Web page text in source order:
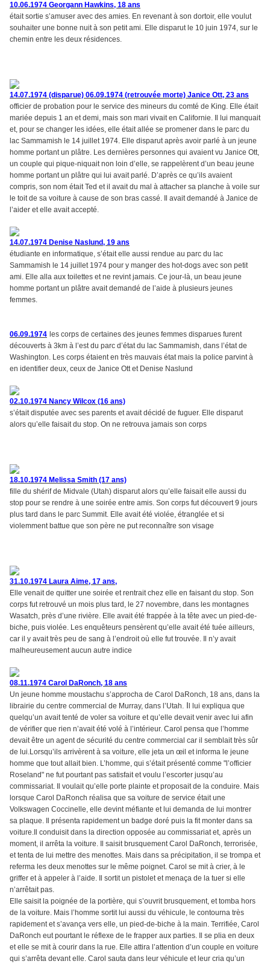
10.06.1974 Georgann Hawkins, 18 ans
était sortie s’amuser avec des amies. En revenant à son dortoir, elle voulut
souhaiter une bonne nuit à son petit ami. Elle disparut le 10 juin 1974, sur le
chemin entre les deux résidences.
14.07.1974 (disparue) 06.09.1974 (retrouvée morte) Janice Ott, 23 ans
officier de probation pour le service des mineurs du comté de King. Elle était
mariée depuis 1 an et demi, mais son mari vivait en Californie. Il lui manquait
et, pour se changer les idées, elle était allée se promener dans le parc du
lac Sammamish le 14 juillet 1974. Elle disparut après avoir parlé à un jeune
homme portant un plâtre. Les dernières personnes qui avaient vu Janice Ott,
un couple qui pique-niquait non loin d’elle, se rappelèrent d’un beau jeune
homme portant un plâtre qui lui avait parlé. D’après ce qu’ils avaient
compris, son nom était Ted et il avait du mal à attacher sa planche à voile sur
le toit de sa voiture à cause de son bras cassé. Il avait demandé à Janice de
l’aider et elle avait accepté.
14.07.1974 Denise Naslund, 19 ans
étudiante en informatique, s’était elle aussi rendue au parc du lac
Sammamish le 14 juillet 1974 pour y manger des hot-dogs avec son petit
ami. Elle alla aux toilettes et ne revint jamais. Ce jour-là, un beau jeune
homme portant un plâtre avait demandé de l’aide à plusieurs jeunes
femmes.
06.09.1974 les corps de certaines des jeunes femmes disparues furent
découverts à 3km à l’est du parc d’état du lac Sammamish, dans l’état de
Washington. Les corps étaient en très mauvais état mais la police parvint à
en identifier deux, ceux de Janice Ott et Denise Naslund
02.10.1974 Nancy Wilcox (16 ans)
s’était disputée avec ses parents et avait décidé de fuguer. Elle disparut
alors qu’elle faisait du stop. On ne retrouva jamais son corps
18.10.1974 Melissa Smith (17 ans)
fille du shérif de Midvale (Utah) disparut alors qu’elle faisait elle aussi du
stop pour se rendre à une soirée entre amis. Son corps fut découvert 9 jours
plus tard dans le parc Summit. Elle avait été violée, étranglée et si
violemment battue que son père ne put reconnaître son visage
31.10.1974 Laura Aime, 17 ans,
Elle venait de quitter une soirée et rentrait chez elle en faisant du stop. Son
corps fut retrouvé un mois plus tard, le 27 novembre, dans les montagnes
Wasatch, près d’une rivière. Elle avait été frappée à la tête avec un pied-de-
biche, puis violée. Les enquêteurs pensèrent qu’elle avait été tuée ailleurs,
car il y avait très peu de sang à l’endroit où elle fut trouvée. Il n’y avait
malheureusement aucun autre indice
08.11.1974 Carol DaRonch, 18 ans
Un jeune homme moustachu s’approcha de Carol DaRonch, 18 ans, dans la
librairie du centre commercial de Murray, dans l’Utah. I l lui expliqua que
quelqu’un avait tenté de voler sa voiture et qu’elle devait venir avec lui afin
de vérifier que rien n’avait été volé à l’intérieur. Carol pensa que l’homme
devait être un agent de sécurité du centre commercial car il semblait très sûr
de lui.Lorsqu’ils arrivèrent à sa voiture, elle jeta un œil et informa le jeune
homme que tout allait bien. L’homme, qui s’était présenté comme "l’officier
Roseland" ne fut pourtant pas satisfait et voulu l’escorter jusqu’au
commissariat. Il voulait qu’elle porte plainte et proposait de la conduire. Mais
lorsque Carol DaRonch réalisa que sa voiture de service était une
Volkswagen Coccinelle, elle devint méfiante et lui demanda de lui montrer
sa plaque. Il présenta rapidement un badge doré puis la fit monter dans sa
voiture.Il conduisit dans la direction opposée au commissariat et, après un
moment, il arrêta la voiture. Il saisit brusquement Carol DaRonch, terrorisée,
et tenta de lui mettre des menottes. Mais dans sa précipitation, il se trompa et
referma les deux menottes sur le même poignet. Carol se mit à crier, à le
griffer et à appeler à l’aide. Il sortit un pistolet et menaça de la tuer si elle
n’arrêtait pas.
Elle saisit la poignée de la portière, qui s’ouvrit brusquement, et tomba hors
de la voiture. Mais l’homme sortit lui aussi du véhicule, le contourna très
rapidement et s’avança vers elle, un pied-de-biche à la main. Terrifiée, Carol
DaRonch eut pourtant le réflexe de le frapper aux parties. Il se plia en deux
et elle se mit à courir dans la rue. Elle attira l’attention d’un couple en voiture
qui s’arrêta devant elle. Carol sauta dans leur véhicule et leur cria qu’un